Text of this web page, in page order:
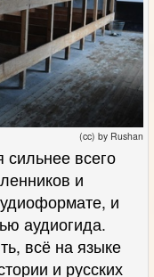
(cc) by Rushan
всего
и
и
аудиогида.
всё на языке
и русских